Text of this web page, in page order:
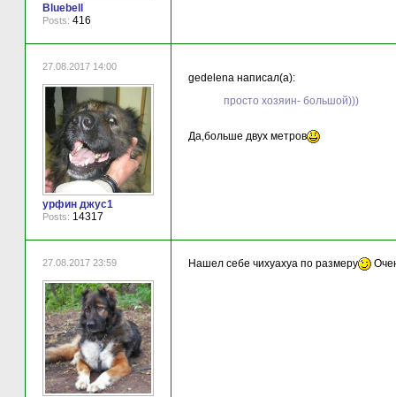
Bluebell
Posts: 416
27.08.2017 14:00
урфин джус1
Posts: 14317
gedelena написал(а):
просто хозяин- большой)))
Да,больше двух метров
27.08.2017 23:59 Нашел себе чихуахуа по размеру